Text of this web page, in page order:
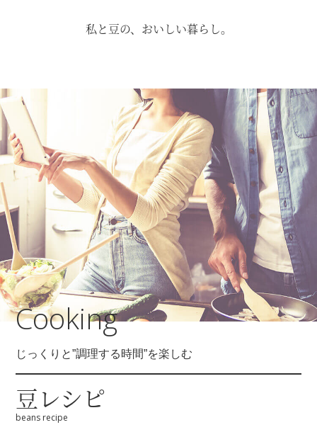
私と豆の、おいしい暮らし。
Cooking
じっくりと”調理する時間”を楽しむ
豆レシピ
beans recipe